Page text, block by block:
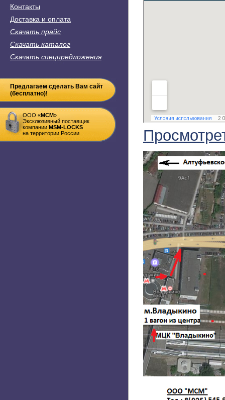
Контакты
Доставка и оплата
Скачать прайс
Скачать каталог
Скачать спецпредложения
Предлагаем сделать Вам сайт
(бесплатно)!
ООО «MСM»
Эксклюзивный поставщик
компании MSM-LOCKS
на территории России